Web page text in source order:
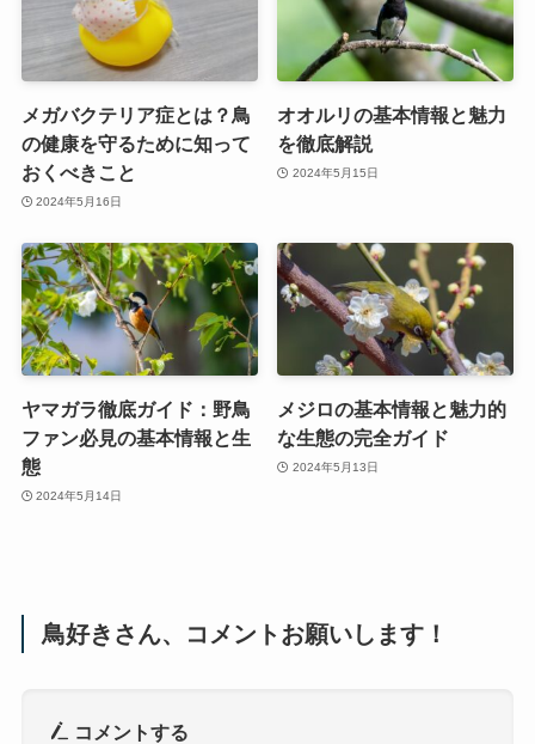
メガバクテリア症とは？鳥
の健康を守るために知って
おくべきこと
2024年5月16日
オオルリの基本情報と魅力
を徹底解説
2024年5月15日
ヤマガラ徹底ガイド：野鳥
ファン必見の基本情報と生
態
2024年5月14日
メジロの基本情報と魅力的
な生態の完全ガイド
2024年5月13日
鳥好きさん、コメントお願いします！
コメントする